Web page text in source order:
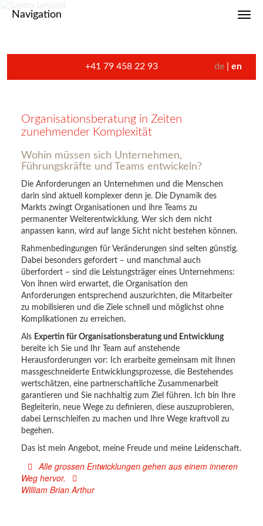
Navigation
+41 79 458 22 93 de en
Organisationsberatung in Zeiten
zunehmender Komplexität
Wohin müssen sich Unternehmen,
Führungskräfte und Teams entwickeln?
Die Anforderungen an Unternehmen und die Menschen
darin sind aktuell komplexer denn je. Die Dynamik des
Markts zwingt Organisationen und ihre Teams zu
permanenter Weiterentwicklung. Wer sich dem nicht
anpassen kann, wird auf lange Sicht nicht bestehen können.
Rahmenbedingungen für Veränderungen sind selten günstig.
Dabei besonders gefordert – und manchmal auch
überfordert – sind die Leistungsträger eines Unternehmens:
Von ihnen wird erwartet, die Organisation den
Anforderungen entsprechend auszurichten, die Mitarbeiter
zu mobilisieren und die Ziele schnell und möglichst ohne
Komplikationen zu erreichen.
Als Expertin für Organisationsberatung und Entwicklung
bereite ich Sie und Ihr Team auf anstehende
Herausforderungen vor: Ich erarbeite gemeinsam mit Ihnen
massgeschneiderte Entwicklungsprozesse, die Bestehendes
wertschätzen, eine partnerschaftliche Zusammenarbeit
garantieren und Sie nachhaltig zum Ziel führen. Ich bin Ihre
Begleiterin, neue Wege zu definieren, diese auszuprobieren,
dabei Lernschleifen zu machen und Ihre Wege kraftvoll zu
begehen.
Das ist mein Angebot, meine Freude und meine Leidenschaft.
Alle grossen Entwicklungen gehen aus einem inneren
Weg hervor.
William Brian Arthur